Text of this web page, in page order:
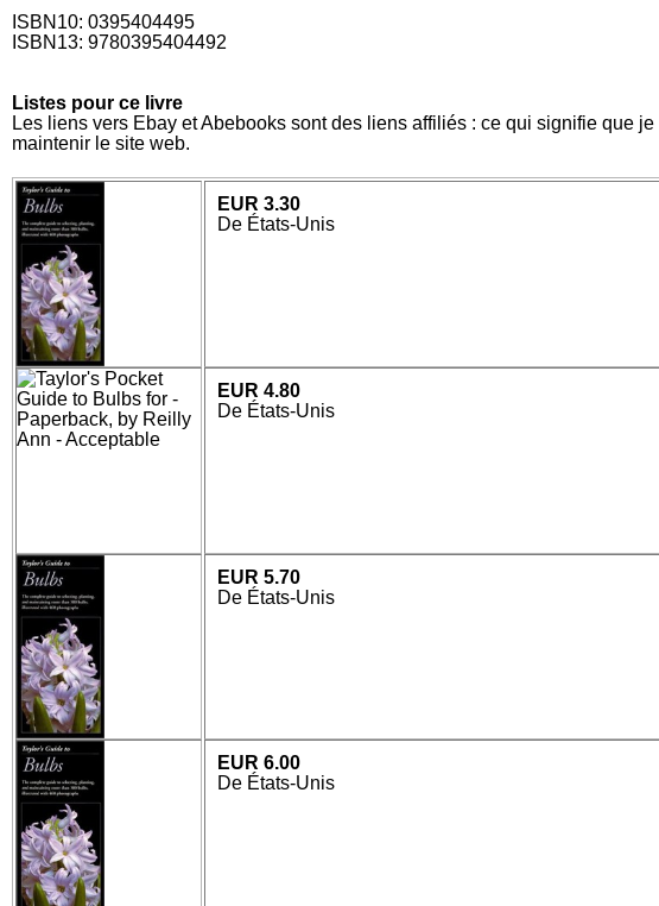
ISBN10: 0395404495
ISBN13: 9780395404492
Listes pour ce livre
Les liens vers Ebay et Abebooks sont des liens affiliés : ce qui signifie que
maintenir le site web.
EUR 3.30
De États-Unis
EUR 4.80
De États-Unis
EUR 5.70
De États-Unis
EUR 6.00
De États-Unis